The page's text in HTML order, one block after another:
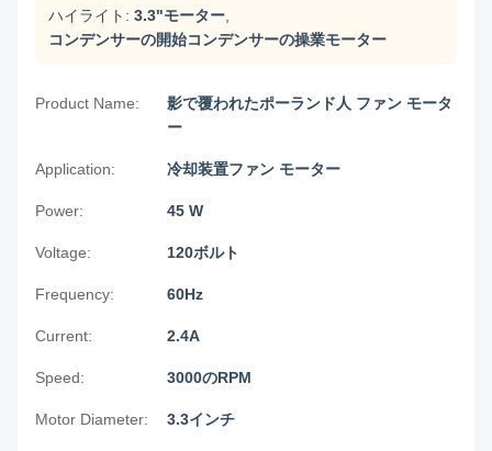
ハイライト: 3.3"モーター
コンデンサーの開始コンデンサーの操業モーター
Product Name:
影で覆われたポーランド人 ファン モータ
ー
Application: 冷却装置ファン モーター
Power: 45 W
Voltage: 120ボルト
Frequency: 60Hz
Current: 2.4A
Speed: 3000のRPM
Motor Diameter: 3.3インチ